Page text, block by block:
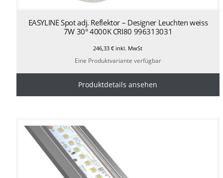
EASYLINE Spot adj. Reflektor – Designer Leuchten weiss
7W 30° 4000K CRI80 996313031
246,33€ inkl. MwSt
Eine Produktvariante verfügbar
Produktdetails ansehen